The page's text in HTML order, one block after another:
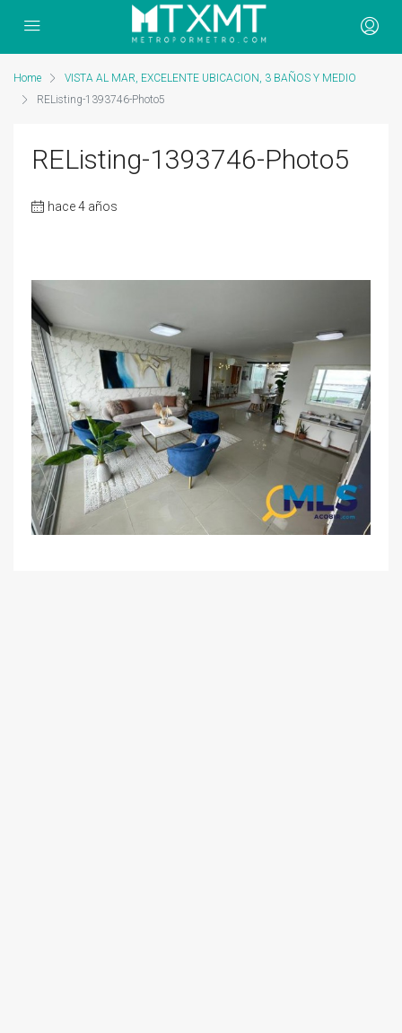
Home
VISTA AL MAR, EXCELENTE UBICACION, 3 BAÑOS Y MEDIO
REListing-1393746-Photo5
REListing-1393746-Photo5
hace 4 años